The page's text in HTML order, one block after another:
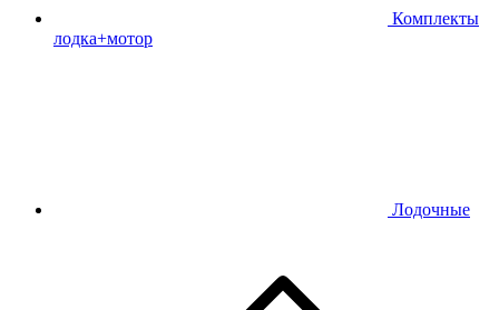
Комплекты
лодка+мотор
Лодочные